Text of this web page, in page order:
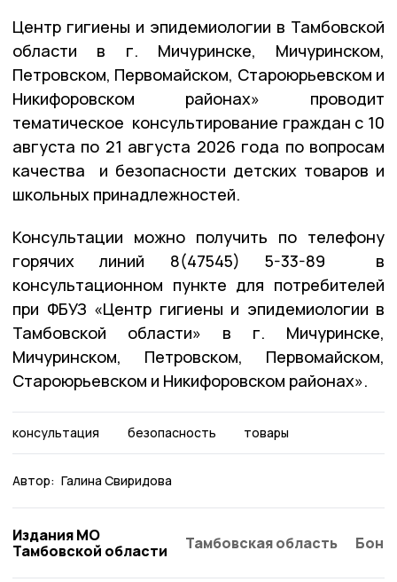
Центр гигиены и эпидемиологии в Тамбовской
области в г. Мичуринске, Мичуринском,
Петровском, Первомайском, Староюрьевском и
Никифоровском районах» проводит
тематическое консультирование граждан с 10
августа по 21 августа 2026 года по вопросам
качества и безопасности детских товаров и
школьных принадлежностей.
Консультации можно получить по телефону
горячих линий 8(47545) 5-33-89 в
консультационном пункте для потребителей
при ФБУЗ «Центр гигиены и эпидемиологии в
Тамбовской области» в г. Мичуринске,
Мичуринском, Петровском, Первомайском,
Староюрьевском и Никифоровском районах».
консультация безопасность товары
Автор: Галина Свиридова
Издания МО
Тамбовской области
Тамбовская область